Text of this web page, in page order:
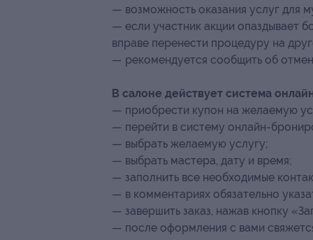
— возможность оказания услуг для
— если участник акции опаздывает
вправе перенести процедуру на
— рекомендуется сообщить об
В салоне действует система
— ⁠приобрести купон на желаемую
— ⁠перейти в систему онлайн-
— ⁠выбрать желаемую услугу;
— ⁠выбрать мастера, дату и время;
— ⁠заполнить все необходимые
— ⁠в комментариях обязательно
— ⁠завершить заказ, нажав кнопку
— ⁠после оформления с вами